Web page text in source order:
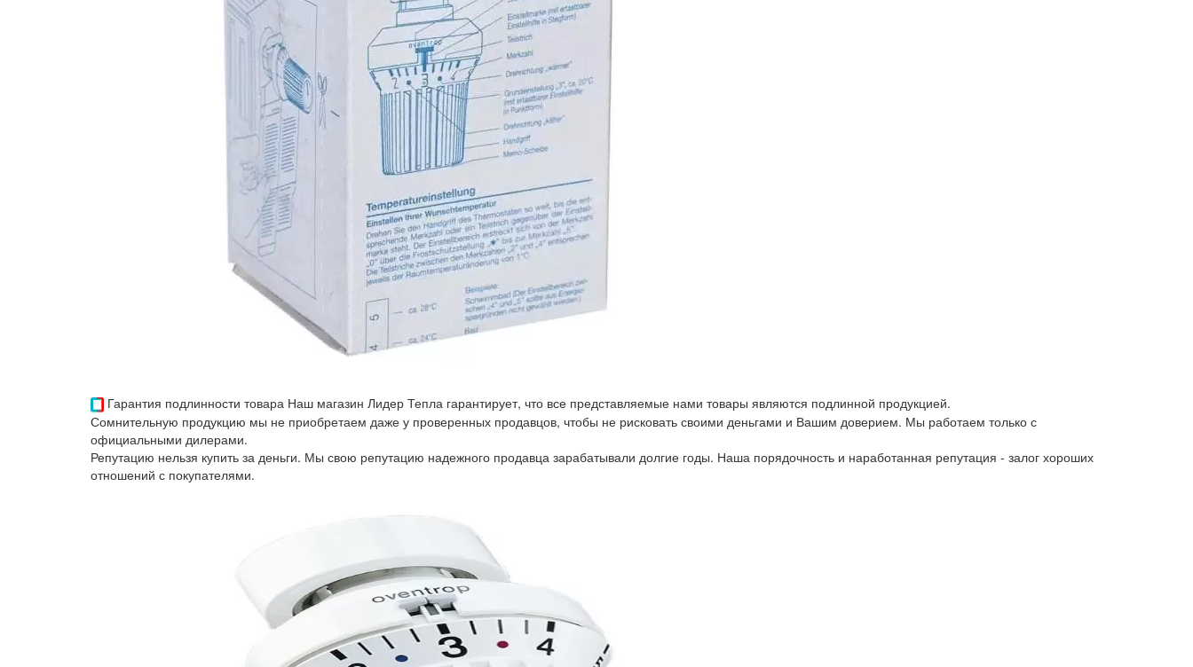
Гарантия подлинности товара Наш магазин Лидер Тепла гарантирует, что все представляемые нами товары являются подлинной продукцией.
Сомнительную продукцию мы не приобретаем даже у проверенных продавцов, чтобы не рисковать своими деньгами и Вашим доверием. Мы работаем только с
официальными дилерами.
Репутацию нельзя купить за деньги. Мы свою репутацию надежного продавца зарабатывали долгие годы. Наша порядочность и наработанная репутация - залог хороших
отношений с покупателями.